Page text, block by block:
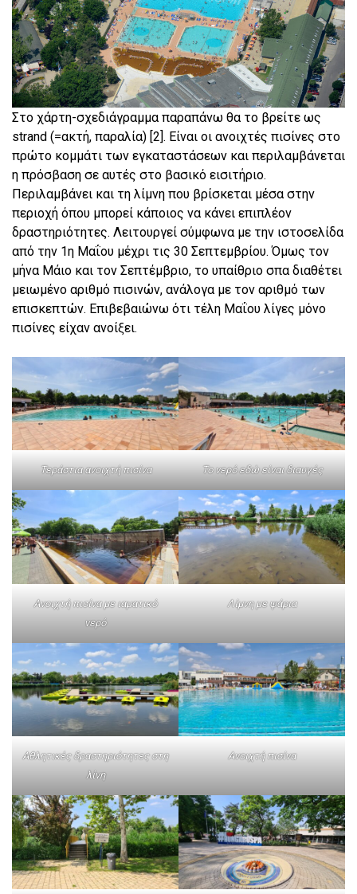
Στο χάρτη-σχεδιάγραμμα παραπάνω θα το βρείτε ως
strand (=ακτή, παραλία) [2]. Είναι οι ανοιχτές πισίνες στο
πρώτο κομμάτι των εγκαταστάσεων και περιλαμβάνεται
η πρόσβαση σε αυτές στο βασικό εισιτήριο.
Περιλαμβάνει και τη λίμνη που βρίσκεται μέσα στην
περιοχή όπου μπορεί κάποιος να κάνει επιπλέον
δραστηριότητες. Λειτουργεί σύμφωνα με την ιστοσελίδα
από την 1η Μαΐου μέχρι τις 30 Σεπτεμβρίου. Όμως τον
μήνα Μάιο και τον Σεπτέμβριο, το υπαίθριο σπα διαθέτει
μειωμένο αριθμό πισινών, ανάλογα με τον αριθμό των
επισκεπτών. Επιβεβαιώνω ότι τέλη Μαΐου λίγες μόνο
πισίνες είχαν ανοίξει.
Τεράστια ανοιχτή πισίνα Το νερό εδώ είναι διαυγές
Ανοιχτή πισίνα με ιαματικό
νερό
Λίμνη με ψάρια
Αθλητικές δραστηριότητες στη
λίνη
Ανοιχτή πισίνα